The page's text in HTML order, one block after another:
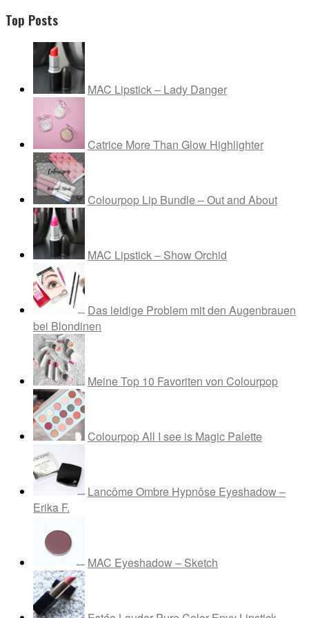
Top Posts
MAC Lipstick – Lady Danger
Catrice More Than Glow Highlighter
Colourpop Lip Bundle – Out and About
MAC Lipstick – Show Orchid
Das leidige Problem mit den Augenbrauen
bei Blondinen
Meine Top 10 Favoriten von Colourpop
Colourpop All I see is Magic Palette
Lancôme Ombre Hypnôse Eyeshadow –
Erika F.
MAC Eyeshadow – Sketch